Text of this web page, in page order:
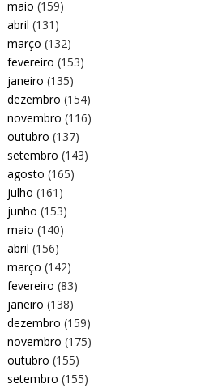
maio (159)
abril (131)
março (132)
fevereiro (153)
janeiro (135)
dezembro (154)
novembro (116)
outubro (137)
setembro (143)
agosto (165)
julho (161)
junho (153)
maio (140)
abril (156)
março (142)
fevereiro (83)
janeiro (138)
dezembro (159)
novembro (175)
outubro (155)
setembro (155)